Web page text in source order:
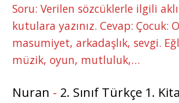
Soru: Verilen sözcüklerle ilgili
kutulara yazınız. Cevap: Çocuk:
masumiyet, arkadaşlık, sevgi.
müzik, oyun, mutluluk,…
Nuran - 2. Sınıf Türkçe 1.